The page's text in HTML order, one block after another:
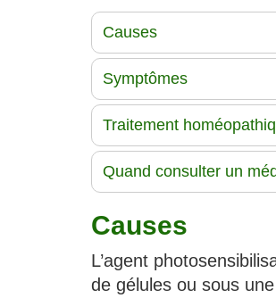
Causes
Symptômes
Traitement
Quand consulter un
Causes
L’agent
de gélules ou sous